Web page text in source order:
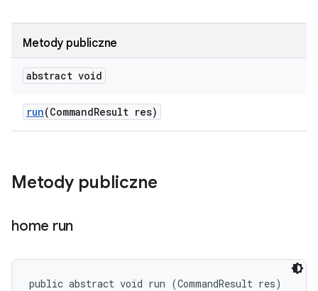
Metody publiczne
abstract void
run(CommandResult res)
Metody publiczne
home run
public abstract void run (CommandResult res)